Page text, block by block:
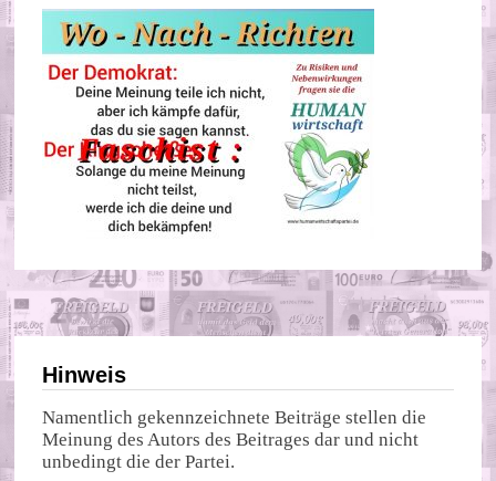
Hinweis
Namentlich gekennzeichnete Beiträge stellen die
Meinung des Autors des Beitrages dar und nicht
unbedingt die der Partei.